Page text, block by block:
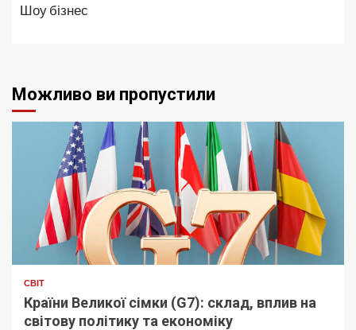
Шоу бізнес
Можливо ви пропустили
СВІТ
Країни Великої сімки (G7): склад, вплив на
світову політику та економіку